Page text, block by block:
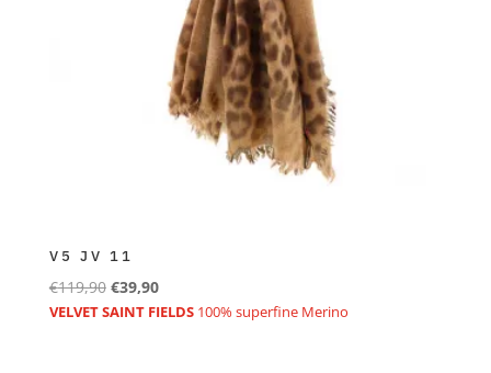
V5 JV 11
€119,90 Ursprünglicher
Preis
€39,90Aktueller
Preis
VELVET SAINT FIELDS 100% superfine Merino